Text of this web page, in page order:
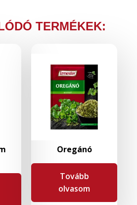
TERMÉKEK:
Oregánó
Tovább
olvasom